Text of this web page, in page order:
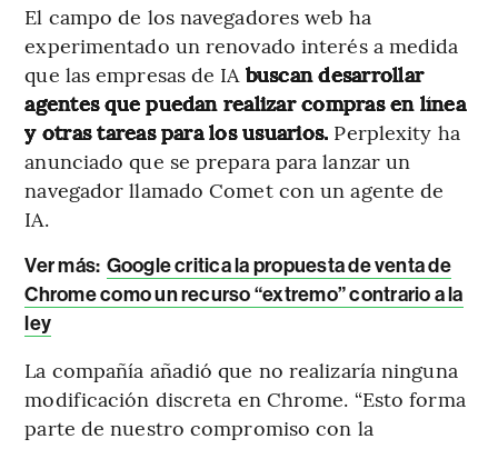
El campo de los navegadores web ha
experimentado un renovado interés a medida
que las empresas de IA buscan desarrollar
agentes que puedan realizar compras en línea
y otras tareas para los usuarios. Perplexity ha
anunciado que se prepara para lanzar un
navegador llamado Comet con un agente de
IA.
Ver más: Google critica la propuesta de venta de
Chrome como un recurso “extremo” contrario a la
ley
La compañía añadió que no realizaría ninguna
modificación discreta en Chrome. “Esto forma
parte de nuestro compromiso con la